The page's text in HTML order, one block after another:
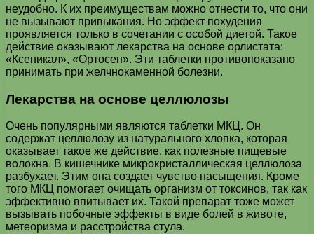
неудобно. К их преимуществам можно отнести то, что они
не вызывают привыкания. Но эффект похудения
проявляется только в сочетании с особой диетой. Такое
действие оказывают лекарства на основе орлистата:
«Ксеникал», «Ортосен». Эти таблетки противопоказано
принимать при желчнокаменной болезни.
Лекарства на основе целлюлозы
Очень популярными являются таблетки МКЦ. Он
содержат целлюлозу из натурального хлопка, которая
оказывает такое же действие, как полезные пищевые
волокна. В кишечнике микрокристаллическая целлюлоза
разбухает. Этим она создает чувство насыщения. Кроме
того МКЦ помогает очищать организм от токсинов, так как
эффективно впитывает их. Такой препарат тоже может
вызывать побочные эффекты в виде болей в животе,
метеоризма и расстройства стула.